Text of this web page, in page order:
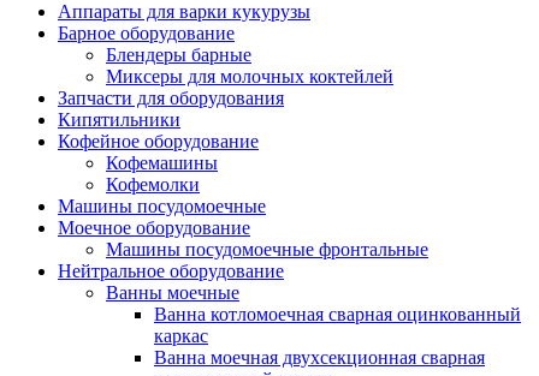
Аппараты для варки кукурузы
Барное оборудование
Блендеры барные
Миксеры для молочных коктейлей
Запчасти для оборудования
Кипятильники
Кофейное оборудование
Кофемашины
Кофемолки
Машины посудомоечные
Моечное оборудование
Машины посудомоечные фронтальные
Нейтральное оборудование
Ванны моечные
Ванна котломоечная сварная оцинкованный
каркас
Ванна моечная двухсекционная сварная